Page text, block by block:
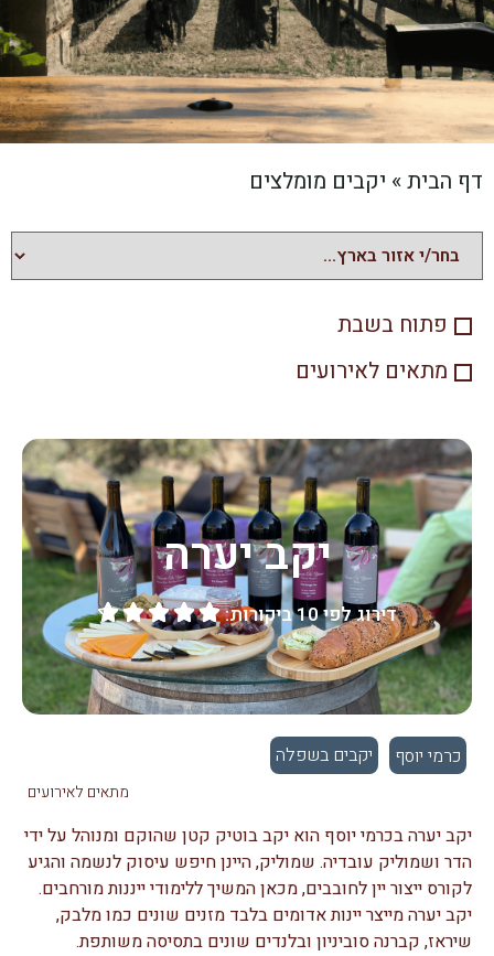
דף הבית» יקבים מומלצים
פתוח בשבת
מתאים לאירועים
יקב יערה
דירוג לפי 10 ביקורות: 




כרמי יוסף יקבים בשפלה
מתאים לאירועים
יקב יערה בכרמי יוסף הוא יקב בוטיק קטן שהוקם ומנוהל על ידי
הדר ושמוליק עובדיה. שמוליק, היינן חיפש עיסוק לנשמה והגיע
לקורס ייצור יין לחובבים, מכאן המשיך ללימודי ייננות מורחבים.
יקב יערה מייצר יינות אדומים בלבד מזנים שונים כמו מלבק,
שיראז, קברנה סוביניון ובלנדים שונים בתסיסה משותפת.